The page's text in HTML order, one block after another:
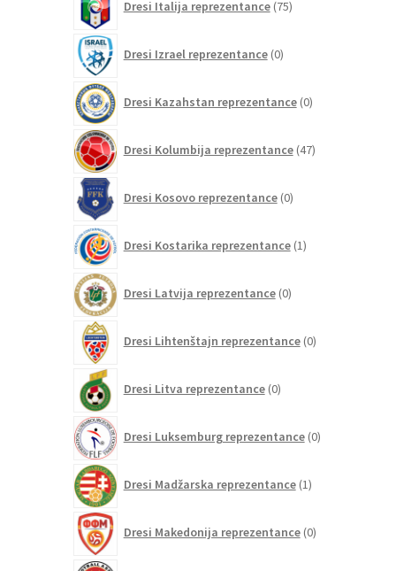
Dresi Italija reprezentance 75izdelkov
Dresi Izrael reprezentance 0izdelkov
Dresi Kazahstan reprezentance 0izdelkov
Dresi Kolumbija reprezentance 47izdelkov
Dresi Kosovo reprezentance 0izdelkov
Dresi Kostarika reprezentance 1izdelek
Dresi Latvija reprezentance 0izdelkov
Dresi Lihtenštajn reprezentance 0izdelkov
Dresi Litva reprezentance 0izdelkov
Dresi Luksemburg reprezentance 0izdelkov
Dresi Madžarska reprezentance 1izdelek
Dresi Makedonija reprezentance 0izdelkov